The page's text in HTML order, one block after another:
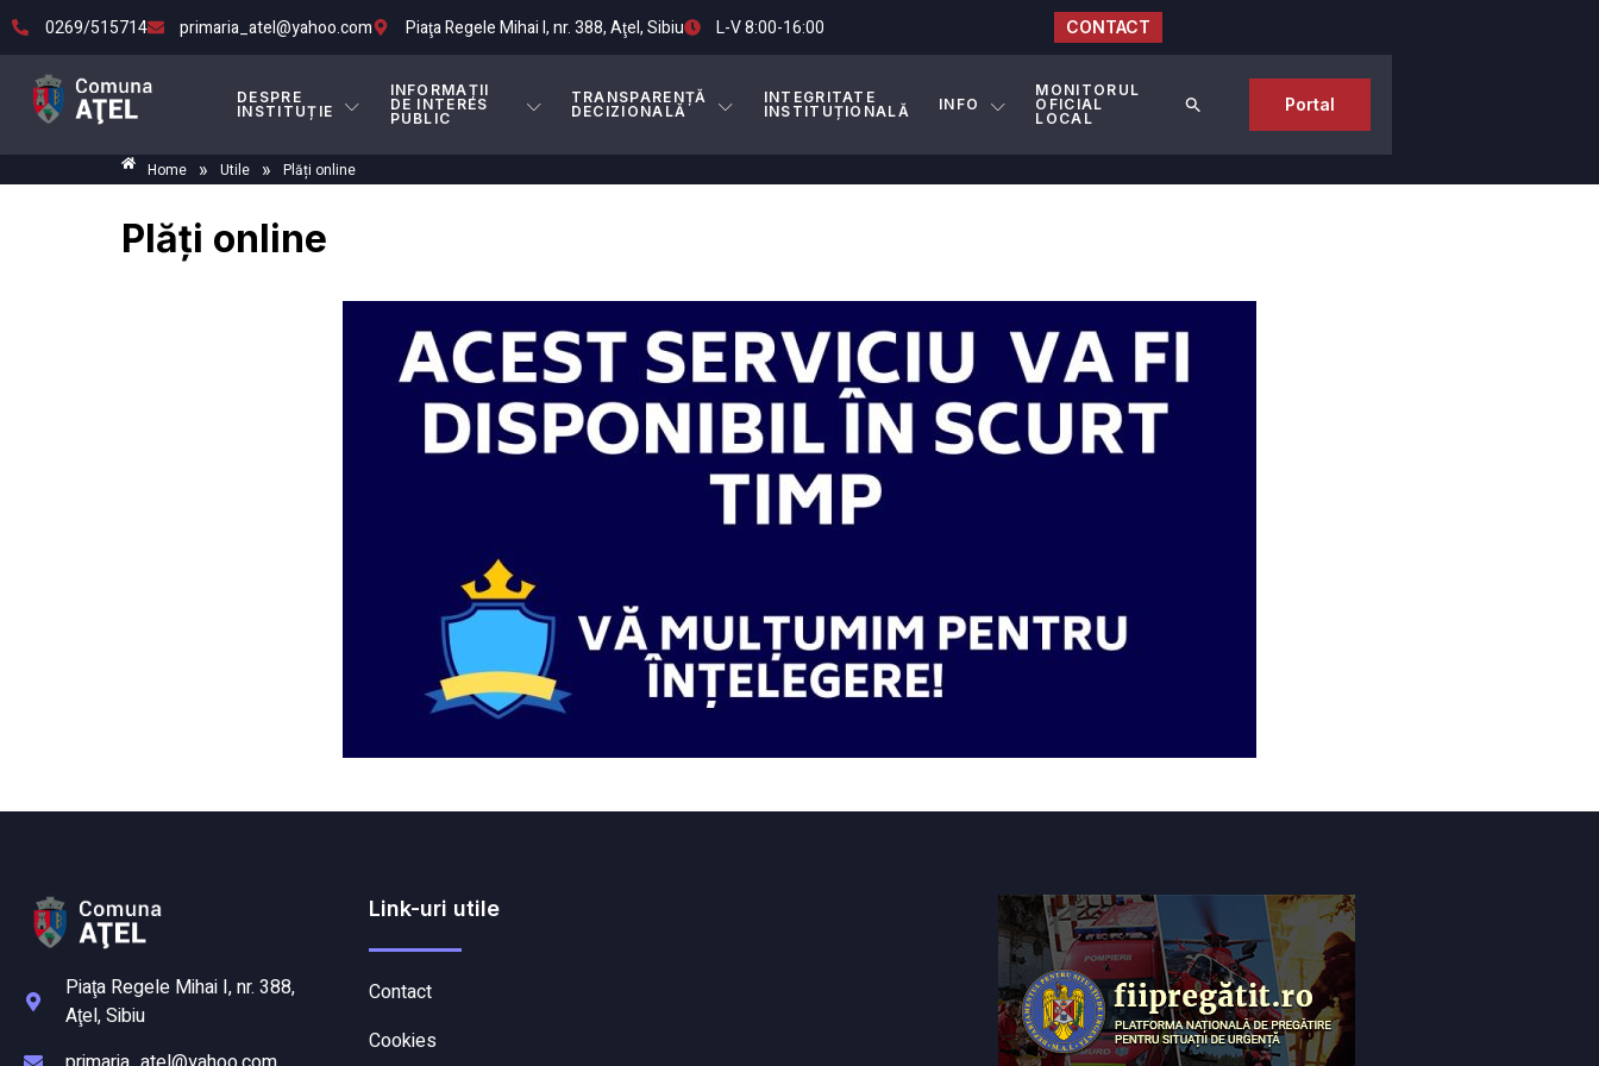
0269/515714 primaria_atel@yahoo.com Piaţa Regele Mihai I, nr. 388, Aţel, Sibiu L-V 8:00-16:00 CONTACT
DESPRE
INSTITUȚIE
INFORMAȚII
DE INTERES
PUBLIC
TRANSPARENȚĂ
DECIZIONALĂ
INTEGRITATE
INSTITUȚIONALĂ
INFO
MONITORUL
OFICIAL
LOCAL
Portal
Home » Utile » Plăți online
Plăți online
Piaţa Regele Mihai I, nr. 388,
Aţel, Sibiu
Link-uri utile
Contact
Cookies